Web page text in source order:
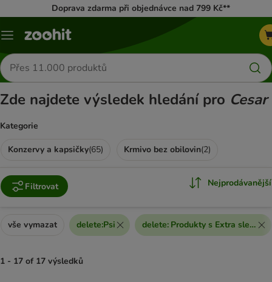
Doprava zdarma při objednávce nad 799 Kč**
Menu
Hledat
produkty
Zde najdete výsledek hledání pro Cesar
Kategorie
Konzervy a kapsičky(65) Krmivo bez obilovin(2)
Filtrovat Nejprodávanější
vše vymazat delete:Psi delete: Produkty s Extra slevou
1 - 17 of 17 výsledků